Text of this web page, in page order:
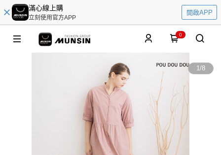
滿心線上購
立刻使用官方APP
開啟APP
0
1/8